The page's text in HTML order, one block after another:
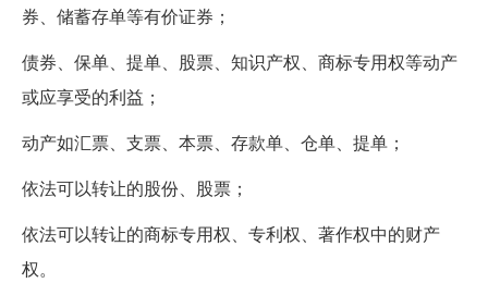
券、储蓄存单等有价证券；
债券、保单、提单、股票、知识产权、商标专用权等动产
或应享受的利益；
动产如汇票、支票、本票、存款单、仓单、提单；
依法可以转让的股份、股票；
依法可以转让的商标专用权、专利权、著作权中的财产
权。